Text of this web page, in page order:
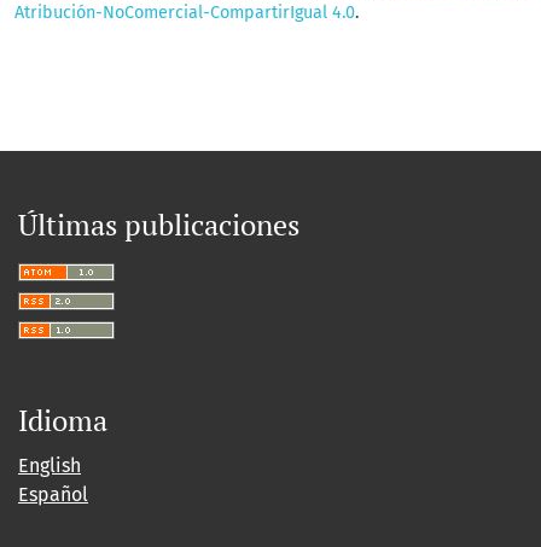
Atribución-NoComercial-CompartirIgual 4.0.
Últimas publicaciones
Idioma
English
Español